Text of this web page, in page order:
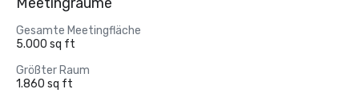
Gesamte Meetingfläche
5.000 sq ft
Größter Raum
1.860 sq ft